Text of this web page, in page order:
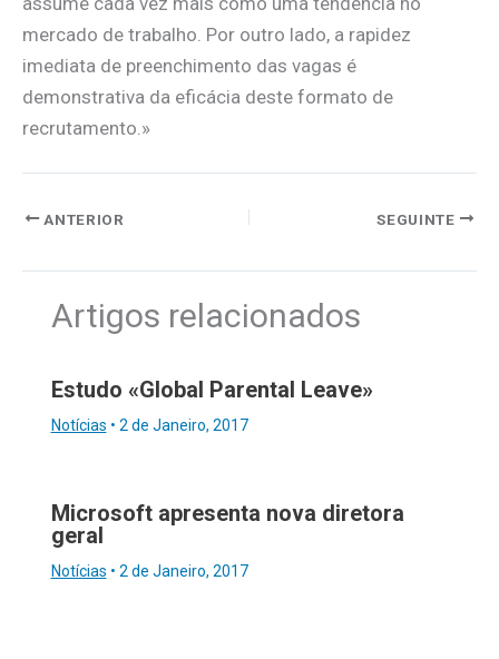
mercado de trabalho. Por outro lado, a rapidez
imediata de preenchimento das vagas é
demonstrativa da eficácia deste formato de
recrutamento.»
ANTERIOR SEGUINTE
Artigos relacionados
Estudo «Global Parental Leave»
Notícias • 2 de Janeiro, 2017
Microsoft apresenta nova diretora
geral
Notícias • 2 de Janeiro, 2017